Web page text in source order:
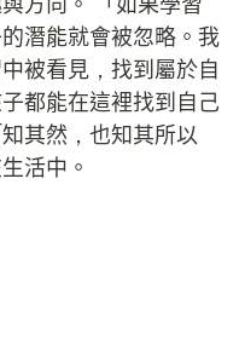
潛能就會被忽略。我
被看見，找到屬於自
都能在這裡找到自己
其然，也知其所以
活中。